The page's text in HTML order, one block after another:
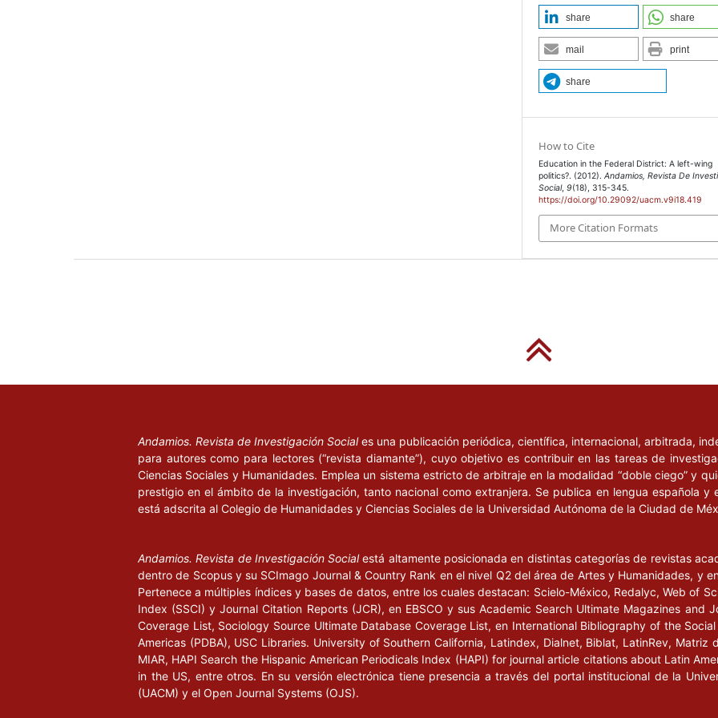
Secretaría de Educación del df (2008), Presupuesto Participativo para el
mantenimiento integral y el equipamiento de escuelas públicas, México:
disponible en www.educacion.df.gob.mx.
Jurídicas:
Ley de los Derechos de los niños y niñas del df (2000).
Ley Federal de Educación (1973).
Ley General de Educación (1993).
Gaceta Oficial del DF.
share share
mail print
share
How to Cite
Education in the Federal District: A left-wing
politics?. (2012).Andamios, Revista De
Social,9(18), 315-345.
https://doi.org/10.29092/uacm.v9i18.419
More Citation Formats
Andamios. Revista de Investigación Sociales una publicación periódica, científica, internacional, arbitrada,
para autores como para lectores (“revista diamante”), cuyo objetivo es contribuir en las tareas de
Ciencias Sociales y Humanidades. Emplea un sistema estricto de arbitraje en la modalidad “doble ciego” y
prestigio en el ámbito de la investigación, tanto nacional como extranjera. Se publica en lengua española
está adscrita al Colegio de Humanidades y Ciencias Sociales de la Universidad Autónoma de la Ciudad de
Andamios. Revista de Investigación Socialestá altamente posicionada en distintas categorías de revistas
dentro de Scopus y su SCImago Journal & Country Rank en el nivel Q2 del área de Artes y Humanidades, y
Pertenece a múltiples índices y bases de datos, entre los cuales destacan: Scielo-México, Redalyc, Web of
Index (SSCI) y Journal Citation Reports (JCR), en EBSCO y sus Academic Search Ultimate Magazines and
Coverage List, Sociology Source Ultimate Database Coverage List, en International Bibliography of the
Americas (PDBA), USC Libraries. University of Southern California, Latindex, Dialnet, Biblat, LatinRev, Matriz
MIAR, HAPI Search the Hispanic American Periodicals Index (HAPI) for journal article citations about Latin
in the US, entre otros. En su versión electrónica tiene presencia a través del portal institucional de la
(UACM) y el Open Journal Systems (OJS).